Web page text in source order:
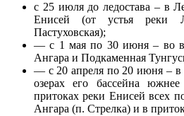
с 25 июля до ледостава – в
Енисей (от устья реки
Пастуховская);
— с 1 мая по 30 июня – во
Ангара и Подкаменная
— с 20 апреля по 20 июня – в
озерах его бассейна
притоках реки Енисей всех
Ангара (п. Стрелка) и в